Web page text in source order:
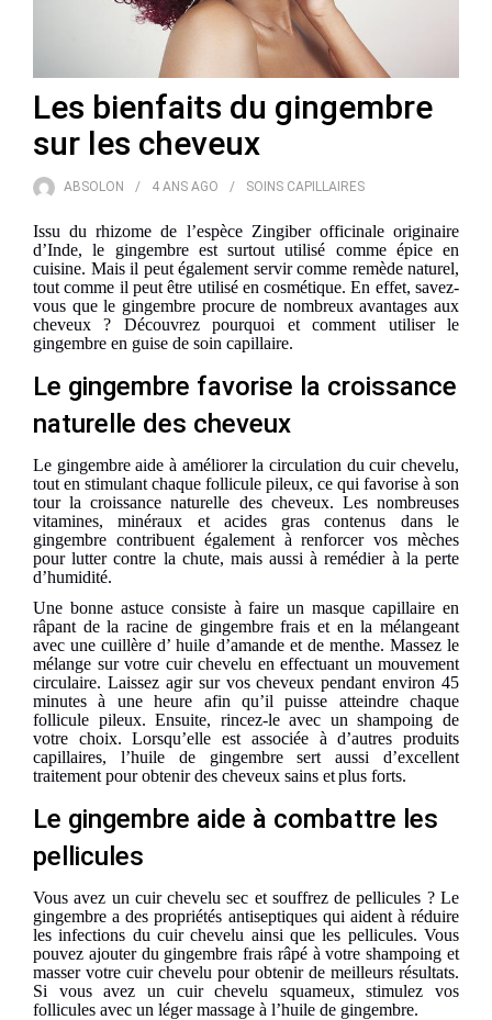
Les bienfaits du gingembre
sur les cheveux
ABSOLON 4 ANS AGO SOINS CAPILLAIRES
Issu du rhizome de l’espèce Zingiber officinale originaire
d’Inde, le gingembre est surtout utilisé comme épice en
cuisine. Mais il peut également servir comme remède naturel,
tout comme il peut être utilisé en cosmétique. En effet, savez-
vous que le gingembre procure de nombreux avantages aux
cheveux ? Découvrez pourquoi et comment utiliser le
gingembre en guise de soin capillaire.
Le gingembre favorise la croissance
naturelle des cheveux
Le gingembre aide à améliorer la circulation du cuir chevelu,
tout en stimulant chaque follicule pileux, ce qui favorise à son
tour la croissance naturelle des cheveux. Les nombreuses
vitamines, minéraux et acides gras contenus dans le
gingembre contribuent également à renforcer vos mèches
pour lutter contre la chute, mais aussi àremédier à la perte
d’humidité.
Une bonne astuce consiste à faire un masque capillaire en
râpant de la racine de gingembre frais et en la mélangeant
avec une cuillère d’ huile d’amande et de menthe. Massez le
mélange sur votre cuir chevelu en effectuant un mouvement
circulaire. Laissez agir sur vos cheveux pendant environ 45
minutes à une heure afin qu’il puisse atteindre chaque
follicule pileux. Ensuite, rincez-le avec un shampoingde
votre choix. Lorsqu’elle est associée àd’autres produits
capillaires, l’huile de gingembresert aussi d’excellent
traitement pourobtenirdes cheveux sains etplus forts.
Le gingembre aide à combattre les
pellicules
Vousavez un cuir chevelu sec et souffrezde pellicules ? Le
gingembre a des propriétés antiseptiques qui aident à réduire
les infections du cuir chevelu ainsi que les pellicules. Vous
pouvez ajouter du gingembre frais râpé à votre shampoing et
masser votre cuir chevelu pour obtenir de meilleurs résultats.
Si vous avez un cuir chevelu squameux, stimulez vos
follicules avec un léger massage à l’huile de gingembre.